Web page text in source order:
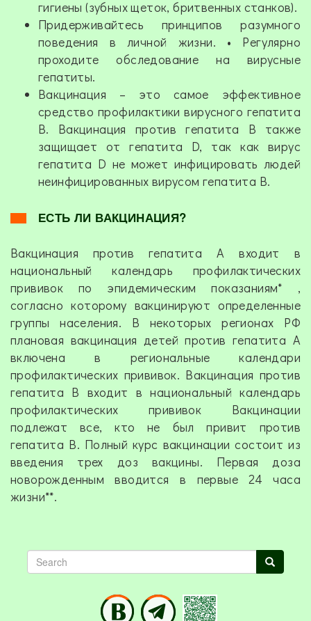
гигиены (зубных щеток, бритвенных станков).
Придерживайтесь принципов разумного
поведения в личной жизни. • Регулярно
проходите обследование на вирусные
гепатиты.
Вакцинация – это самое эффективное
средство профилактики вирусного гепатита
В. Вакцинация против гепатита В также
защищает от гепатита D, так как вирус
гепатита D не может инфицировать людей
неинфицированных вирусом гепатита В.
ЕСТЬ ЛИ ВАКЦИНАЦИЯ?
Вакцинация против гепатита А входит в
национальный календарь профилактических
прививок по эпидемическим показаниям* ,
согласно которому вакцинируют определенные
группы населения. В некоторых регионах РФ
плановая вакцинация детей против гепатита А
включена в региональные календари
профилактических прививок. Вакцинация против
гепатита В входит в национальный календарь
профилактических прививок Вакцинации
подлежат все, кто не был привит против
гепатита В. Полный курс вакцинации состоит из
введения трех доз вакцины. Первая доза
новорожденным вводится в первые 24 часа
жизни**.
Search Search